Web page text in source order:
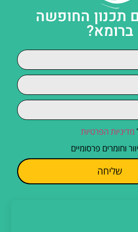
תכנון החופשה
ברומא?
מדיניות הפרטיות
וחומרים פרסומיים
שליחה